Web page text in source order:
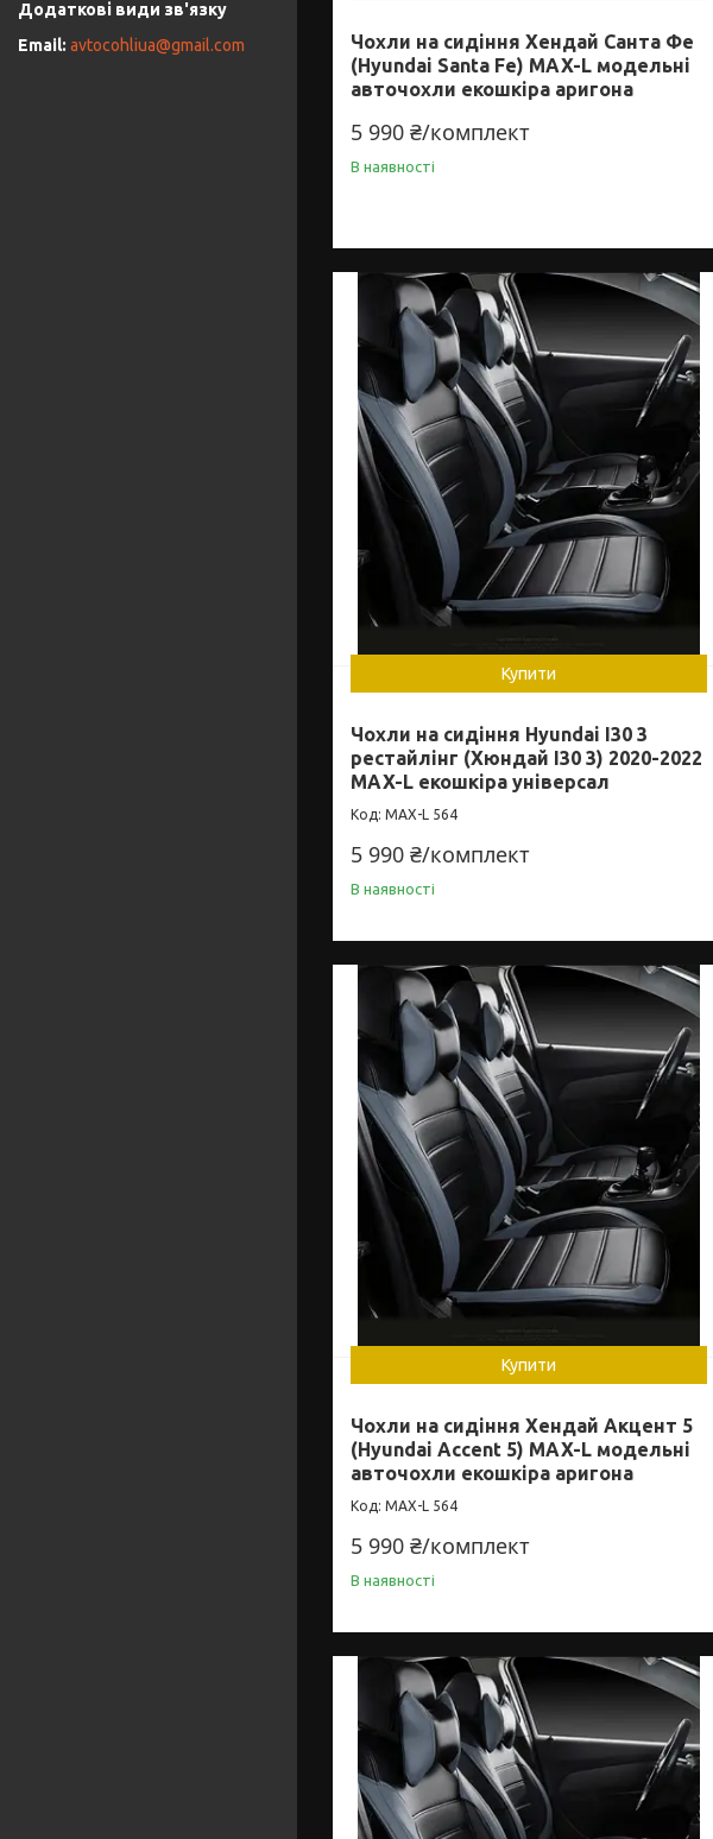
Чохли на сидіння Хендай Санта Фе
(Hyundai Santa Fe) MAX-L модельні
авточохли екошкіра аригона
5 990 ₴/комплект
В наявності
Купити
Чохли на сидіння Hyundai I30 3
рестайлінг (Хюндай І30 3) 2020-2022
MAX-L екошкіра універсал
MAX-L 564
5 990 ₴/комплект
В наявності
Купити
Чохли на сидіння Хендай Акцент 5
(Hyundai Accent 5) MAX-L модельні
авточохли екошкіра аригона
MAX-L 564
5 990 ₴/комплект
В наявності
avtocohliua@gmail.com